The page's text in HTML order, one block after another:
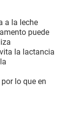
a la leche
puede
la lactancia
lo que en